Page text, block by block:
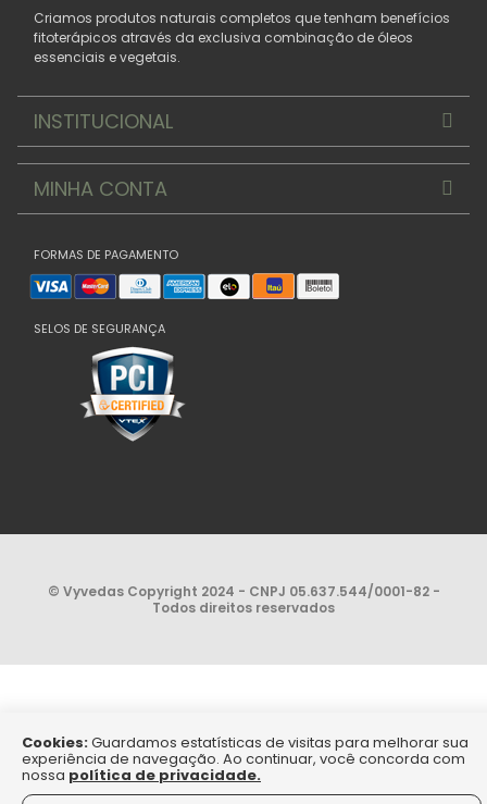
Criamos produtos naturais completos que tenham benefícios
fitoterápicos através da exclusiva combinação de óleos
essenciais e vegetais.
INSTITUCIONAL
MINHA CONTA
FORMAS DE PAGAMENTO
SELOS DE SEGURANÇA
© Vyvedas Copyright 2024 - CNPJ 05.637.544/0001-82 -
Todos direitos reservados
Cookies:Guardamos estatísticas de visitas para melhorar sua
experiência de navegação. Ao continuar, você concorda com
nossa política de privacidade.